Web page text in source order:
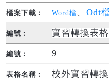
Word檔 、 Odt
實習轉換表格
9
校外實習轉